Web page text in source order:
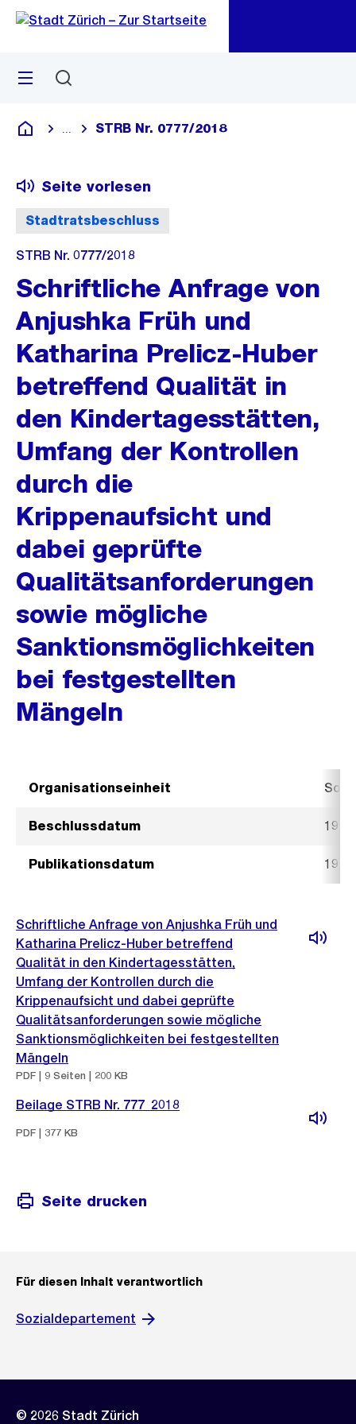
Navigation
Sprunglink
Menü
Deutsch
Blende alle Breadcrumbs ein
STRB Nr. 0777/2018
Stadtratsbeschluss
Seite vorlesen
STRB Nr. 0777/2018
Schriftliche Anfrage von
Anjushka Früh und
Katharina Prelicz-Huber
betreffend Qualität in
den Kindertagesstätten,
Umfang der Kontrollen
durch die
Krippenaufsicht und
dabei geprüfte
Qualitätsanforderungen
sowie mögliche
Sanktionsmöglichkeiten
bei festgestellten
Mängeln
Organisationseinheit
Beschlussdatum 19.
Publikationsdatum 19.
Schriftliche Anfrage von Anjushka Früh und
Katharina Prelicz-Huber betreffend
Qualität in den Kindertagesstätten,
Umfang der Kontrollen durch die
Krippenaufsicht und dabei geprüfte
Qualitätsanforderungen sowie mögliche
Sanktionsmöglichkeiten bei festgestellten
Mängeln
PDF | 9 Seiten | 200 KB
Beilage STRB Nr. 777_2018
PDF | 377 KB
Seite drucken
Für diesen Inhalt verantwortlich
Sozialdepartement
© 2026 Stadt Zürich